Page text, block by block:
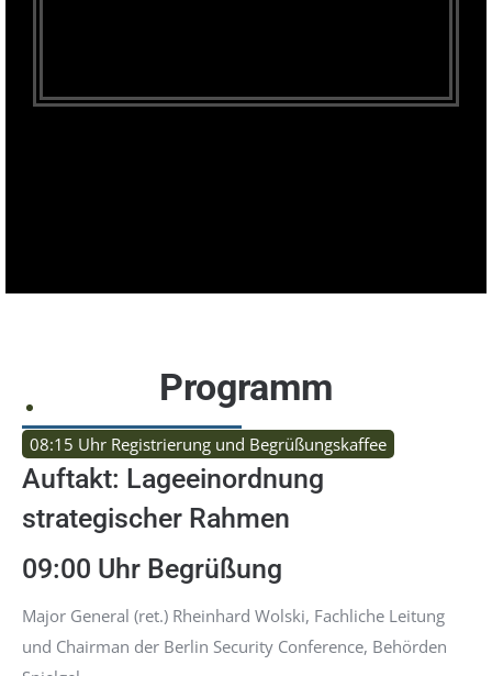
Programm
08:15 Uhr Registrierung und Begrüßungskaffee
Auftakt: Lageeinordnung
strategischer Rahmen
09:00 Uhr Begrüßung
Major General (ret.) Rheinhard Wolski, Fachliche Leitung
und Chairman der Berlin Security Conference, Behörden